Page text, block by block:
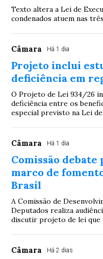
Texto altera a Lei de
condenados atuem nas
Câmara Há 1 dia
Projeto inclui
deficiência em
O Projeto de Lei 934/26
deficiência entre os
especial previsto na Lei
Câmara Há 1 dia
Comissão
marco de
Brasil
A Comissão de
Deputados realiza
discutir projeto de lei que
Câmara Há 2 dias